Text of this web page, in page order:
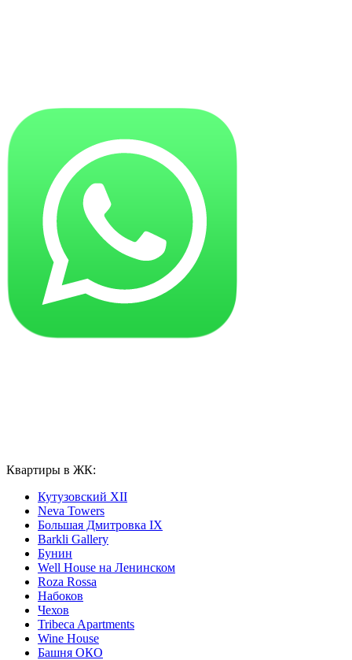
Квартиры в ЖК:
Кутузовский XII
Neva Towers
Большая Дмитровка IX
Barkli Gallery
Бунин
Well House на Ленинском
Roza Rossa
Набоков
Чехов
Tribeca Apartments
Wine House
Башня ОКО